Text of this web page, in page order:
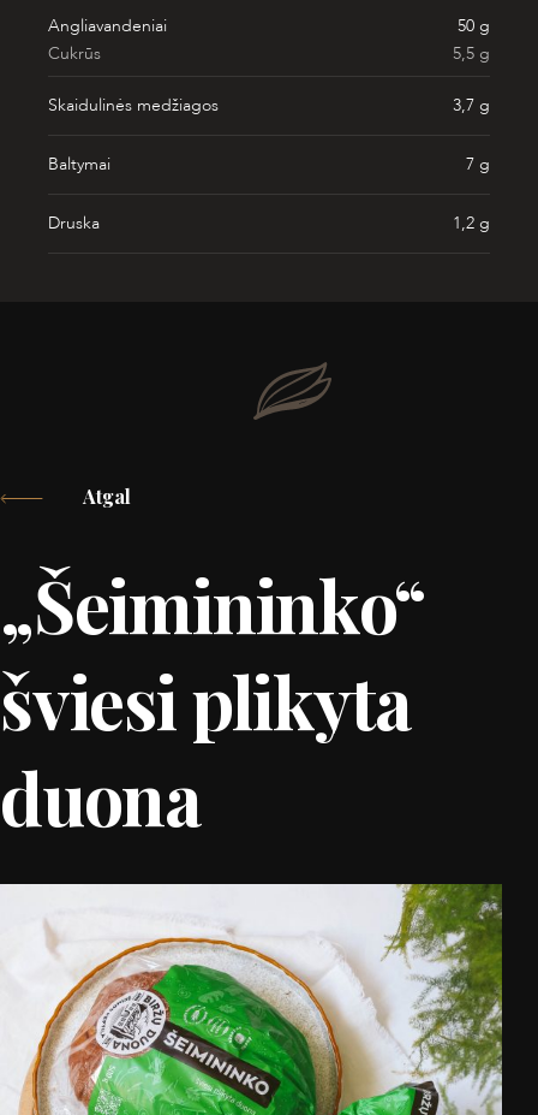
Angliavandeniai
50 g
Cukrūs
5,5 g
Skaidulinės medžiagos 3,7 g
Baltymai 7 g
Druska 1,2 g
Atgal
„Šeimininko“
šviesi plikyta
duona